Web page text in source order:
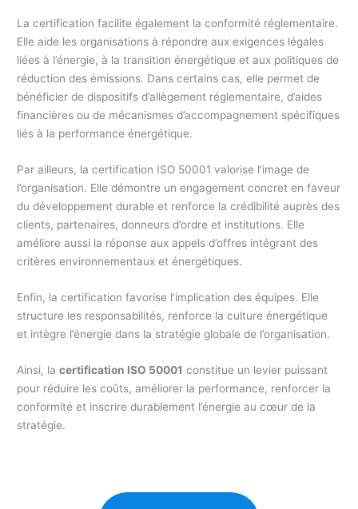
La certification facilite également la conformité réglementaire.
Elle aide les organisations à répondre aux exigences légales
liées à l’énergie, à la transition énergétique et aux politiques de
réduction des émissions. Dans certains cas, elle permet de
bénéficier de dispositifs d’allègement réglementaire, d’aides
financières ou de mécanismes d’accompagnement spécifiques
liés à la performance énergétique.
Par ailleurs, la certification ISO 50001 valorise l’image de
l’organisation. Elle démontre un engagement concret en faveur
du développement durable et renforce la crédibilité auprès des
clients, partenaires, donneurs d’ordre et institutions. Elle
améliore aussi la réponse aux appels d’offres intégrant des
critères environnementaux et énergétiques.
Enfin, la certification favorise l’implication des équipes. Elle
structure les responsabilités, renforce la culture énergétique
et intègre l’énergie dans la stratégie globale de l’organisation.
Ainsi, lacertification ISO 50001 constitue un levier puissant
pour réduire les coûts, améliorer la performance, renforcer la
conformité et inscrire durablement l’énergie au cœur de la
stratégie.